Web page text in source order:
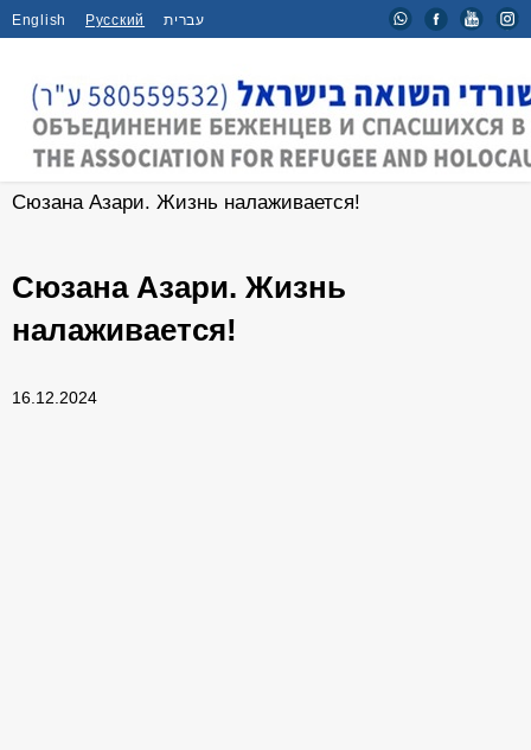
English Русский עברית
Главная / Мероприятия /
Сюзана Азари. Жизнь налаживается!
Сюзана Азари. Жизнь
налаживается!
16.12.2024